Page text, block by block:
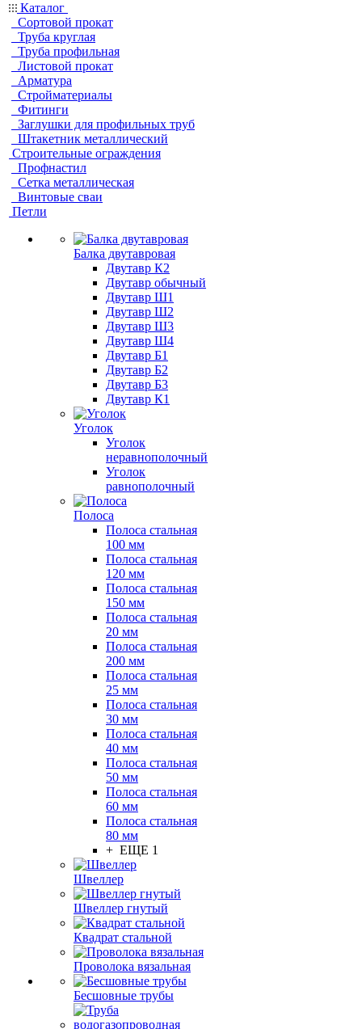
Каталог
Сортовой прокат
Труба круглая
Труба профильная
Листовой прокат
Арматура
Стройматериалы
Фитинги
Заглушки для профильных труб
Штакетник металлический
Строительные ограждения
Профнастил
Сетка металлическая
Винтовые сваи
Петли
Балка двутавровая
Двутавр К2
Двутавр обычный
Двутавр Ш1
Двутавр Ш2
Двутавр Ш3
Двутавр Ш4
Двутавр Б1
Двутавр Б2
Двутавр Б3
Двутавр К1
Уголок
Уголок
неравнополочный
Уголок
равнополочный
Полоса
Полоса стальная
100 мм
Полоса стальная
120 мм
Полоса стальная
150 мм
Полоса стальная
20 мм
Полоса стальная
200 мм
Полоса стальная
25 мм
Полоса стальная
30 мм
Полоса стальная
40 мм
Полоса стальная
50 мм
Полоса стальная
60 мм
Полоса стальная
80 мм
+ ЕЩЕ 1
Швеллер
Швеллер гнутый
Квадрат стальной
Проволока вязальная
Бесшовные трубы